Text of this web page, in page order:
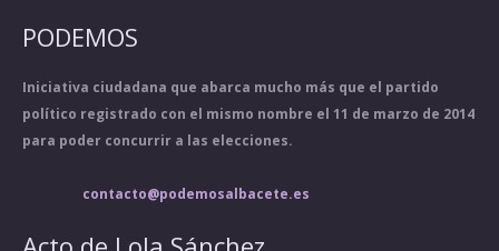
PODEMOS
Iniciativa ciudadana que abarca mucho más que el partido
político registrado con el mismo nombre el 11 de marzo de 2014
para poder concurrir a las elecciones.
contacto@podemosalbacete.es